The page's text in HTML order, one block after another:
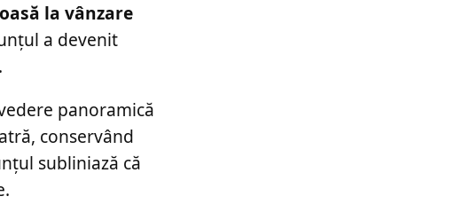
la vânzare
a devenit
panoramică
conservând
subliniază că